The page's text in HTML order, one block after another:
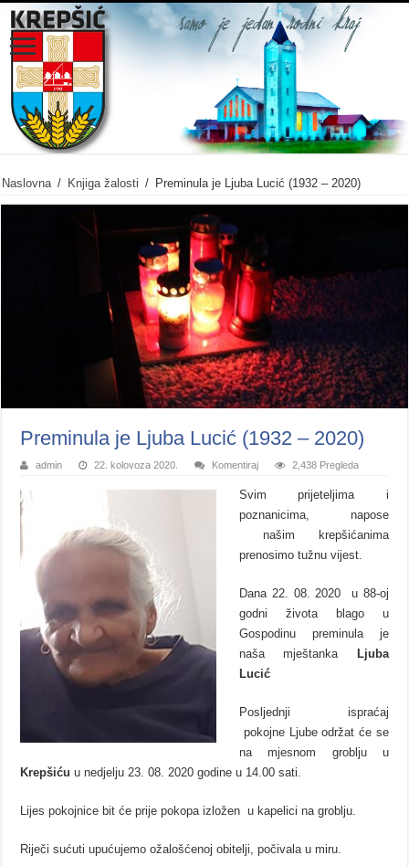
Naslovna / Knjiga žalosti / Preminula je Ljuba Lucić (1932 – 2020)
Preminula je Ljuba Lucić (1932 – 2020)
admin 22. kolovoza 2020. Komentiraj 2,438 Pregleda
Svim prijeteljima i
poznanicima, napose
našim krepšićanima
prenosimo tužnu vijest.
Dana 22. 08. 2020 u 88-oj
godni života blago u
Gospodinu preminula je
naša mještanka
Ljuba
Lucić
Posljednji ispraćaj
pokojne Ljube održat će se
na mjesnom groblju u
Krepšiću u nedjelju 23. 08. 2020 godine u 14.00 sati.
Lijes pokojnice bit će prije pokopa izložen u kapelici na groblju.
Riječi sućuti upućujemo ožalošćenoj obitelji, počivala u miru.